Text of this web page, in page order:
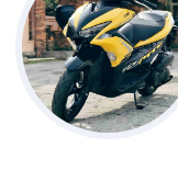
Джомтьен
Центр